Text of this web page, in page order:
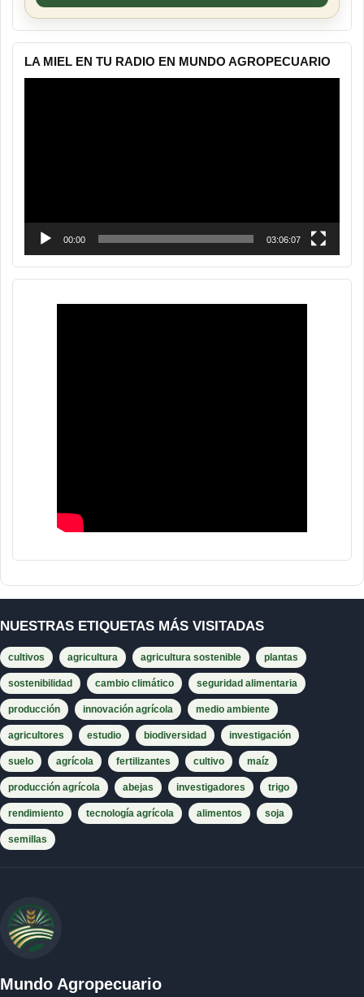
LA MIEL EN TU RADIO EN MUNDO AGROPECUARIO
00:00 03:06:07
NUESTRAS ETIQUETAS MÁS VISITADAS
cultivos agricultura agricultura sostenible plantas
sostenibilidad cambio climático seguridad alimentaria
producción innovación agrícola medio ambiente
agricultores estudio biodiversidad investigación
suelo agrícola fertilizantes cultivo maíz
producción agrícola abejas investigadores trigo
rendimiento tecnología agrícola alimentos soja
semillas
Mundo Agropecuario